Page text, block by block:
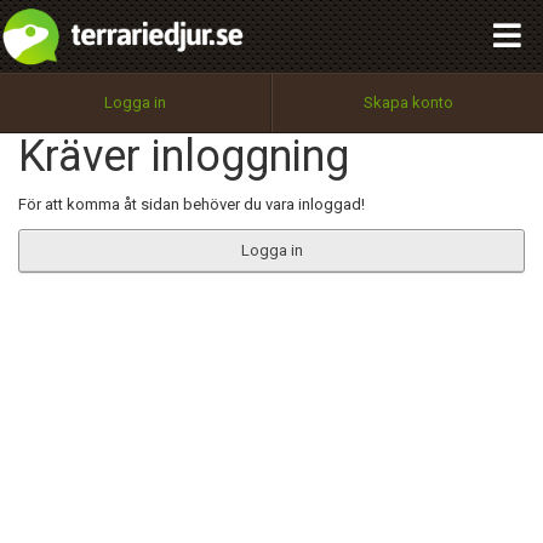
Logga in Skapa konto
Kräver inloggning
För att komma åt sidan behöver du vara inloggad!
Logga in
Utför
100%
OK
integritetspolicy
Namn:
Epost:
Begär nytt lösenord
Tillbaka till förstasidan